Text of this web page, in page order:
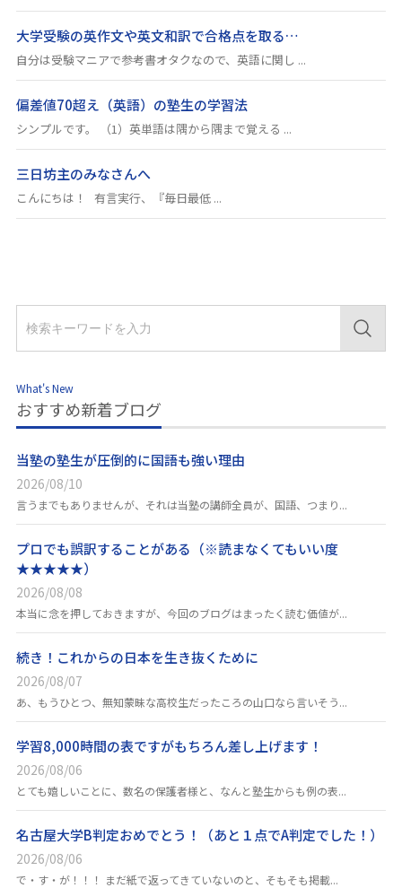
大学受験の英作文や英文和訳で合格点を取る…
自分は受験マニアで参考書オタクなので、英語に関し ...
偏差値70超え（英語）の塾生の学習法
シンプルです。 （1）英単語は隅から隅まで覚える ...
三日坊主のみなさんへ
こんにちは！ 有言実行、『毎日最低 ...
What's New
おすすめ新着ブログ
当塾の塾生が圧倒的に国語も強い理由
2026/08/10
言うまでもありませんが、それは当塾の講師全員が、国語、つまり...
プロでも誤訳することがある（※読まなくてもいい度
★★★★★）
2026/08/08
本当に念を押しておきますが、今回のブログはまったく読む価値が...
続き！これからの日本を生き抜くために
2026/08/07
あ、もうひとつ、無知蒙昧な高校生だったころの山口なら言いそう...
学習8,000時間の表ですがもちろん差し上げます！
2026/08/06
とても嬉しいことに、数名の保護者様と、なんと塾生からも例の表...
名古屋大学B判定おめでとう！（あと１点でA判定でした！）
2026/08/06
で・す・が！！！ まだ紙で返ってきていないのと、そもそも掲載...